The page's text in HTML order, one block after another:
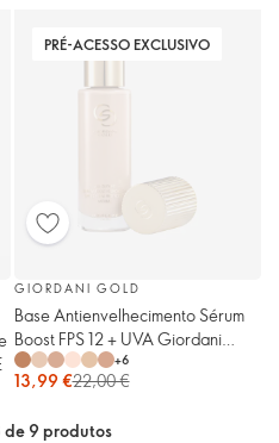
PRÉ-ACESSO EXCLUSIVO
GIORDANI GOLD
Base Antienvelhecimento Sérum
Boost FPS 12 + UVA Giordani
Gold
+6
13,99 €22,00 €
de 9 produtos